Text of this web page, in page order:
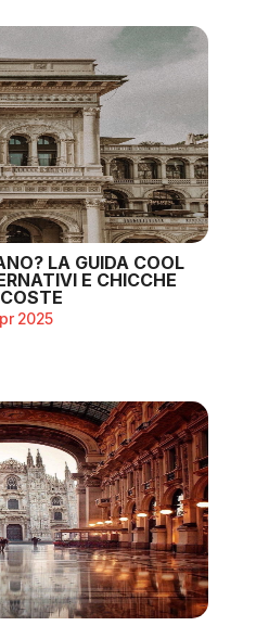
LA GUIDA COOL
E CHICCHE
2025